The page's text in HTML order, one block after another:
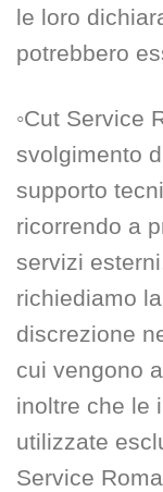
le loro
potrebbero
◦Cut Service
svolgimento
supporto
ricorrendo a
servizi
richiediamo
discrezione
cui vengono
inoltre che le
utilizzate
Service